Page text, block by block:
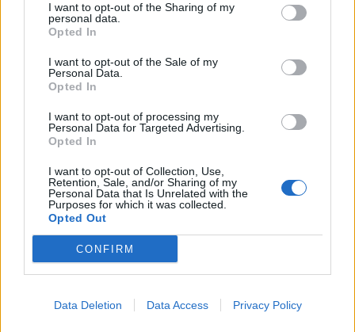
I want to opt-out of the Sharing of my
personal data.
Opted In
I want to opt-out of the Sale of my
Personal Data.
Opted In
I want to opt-out of processing my
Personal Data for Targeted Advertising.
Opted In
I want to opt-out of Collection, Use,
Retention, Sale, and/or Sharing of my
Personal Data that Is Unrelated with the
Purposes for which it was collected.
Opted Out
CONFIRM
Data Deletion Data Access Privacy Policy
0
Strojnícka 5, Prešov
Strojnícka 5, Prešov